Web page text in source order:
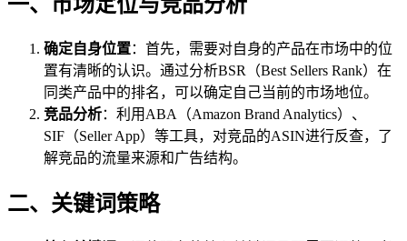
确定自身位置：首先，需要对自身的产品在市场中的位
置有清晰的认识。通过分析BSR（Best Sellers Rank）在
同类产品中的排名，可以确定自己当前的市场地位。
竞品分析：利用ABA（Amazon Brand Analytics）、
SIF（Seller App）等工具，对竞品的ASIN进行反查，了
解竞品的流量来源和广告结构。
二、关键词策略